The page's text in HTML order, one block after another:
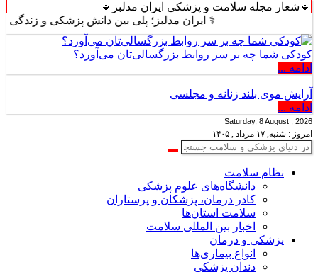
🔹شعار مجله سلامت و پزشکی ایران مدلبز🔹
⚕️ ایران مدلبز؛ پلی بین دانش پزشکی و زندگی روزمره ⚕️
کودکی شما چه بر سر روابط بزرگسالی‌تان می‌آورد؟
ادامه ...
آرایش موی بلند زنانه و مجلسی
ادامه ...
Saturday, 8 August , 2026
امروز : شنبه, ۱۷ مرداد , ۱۴۰۵
نظام سلامت
دانشگاه‌های علوم پزشکی
کادر درمان، پزشکان و پرستاران
سلامت استان‌ها
اخبار بین المللی سلامت
پزشکی و درمان
انواع بیماری‌ها
دندان پزشکی